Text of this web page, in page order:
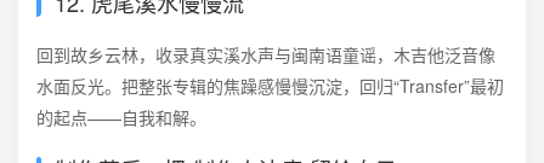
回到故乡云林，收录真实溪水声与闽南语童谣，木吉他泛音像
水面反光。把整张专辑的焦躁感慢慢沉淀，回归“Transfer”最初
的起点——自我和解。